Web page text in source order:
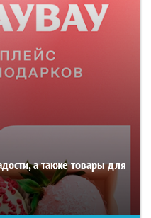
а также товары для